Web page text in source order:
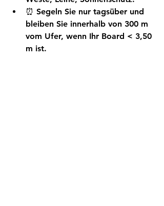
⏰ Segeln Sie nur tagsüber und
bleiben Sie innerhalb von 300 m
vom Ufer, wenn Ihr Board < 3,50
m ist.